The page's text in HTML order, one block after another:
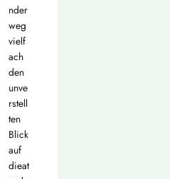
nder
weg
vielf
ach
den
unve
rstell
ten
Blick
auf
dieat